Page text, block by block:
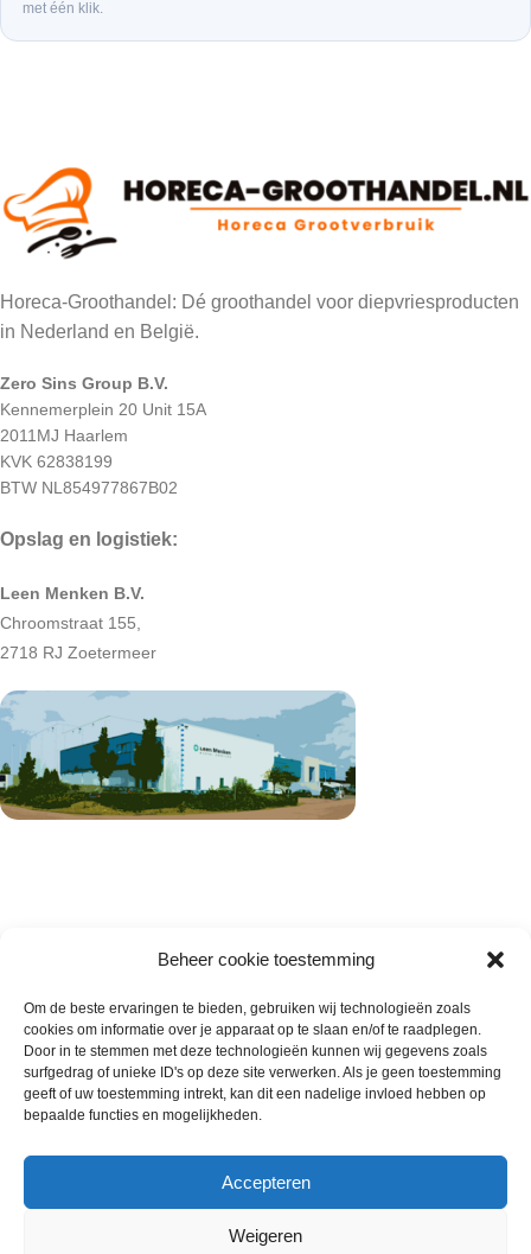
Beheer cookie toestemming
Om de beste ervaringen te bieden, gebruiken wij technologieën zoals
cookies om informatie over je apparaat op te slaan en/of te raadplegen.
Door in te stemmen met deze technologieën kunnen wij gegevens zoals
surfgedrag of unieke ID's op deze site verwerken. Als je geen toestemming
geeft of uw toestemming intrekt, kan dit een nadelige invloed hebben op
bepaalde functies en mogelijkheden.
Accepteren
Weigeren
met één klik.
Horeca-Groothandel: Dé groothandel voor diepvriesproducten
in Nederland en België.
Zero Sins Group B.V.
Kennemerplein 20 Unit 15A
2011MJ Haarlem
KVK 62838199
BTW NL854977867B02
Opslag en logistiek:
Leen Menken B.V.
Chroomstraat 155,
2718 RJ Zoetermeer
Wie zijn wij
Contact met onze inkoop
Klantenservice
Annuleer & Retourbeleid
Horeca-Groothandel